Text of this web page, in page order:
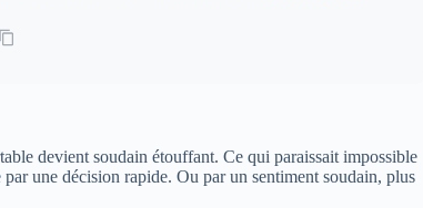
devient soudain étouffant. Ce qui paraissait impossible
une décision rapide. Ou par un sentiment soudain, plus